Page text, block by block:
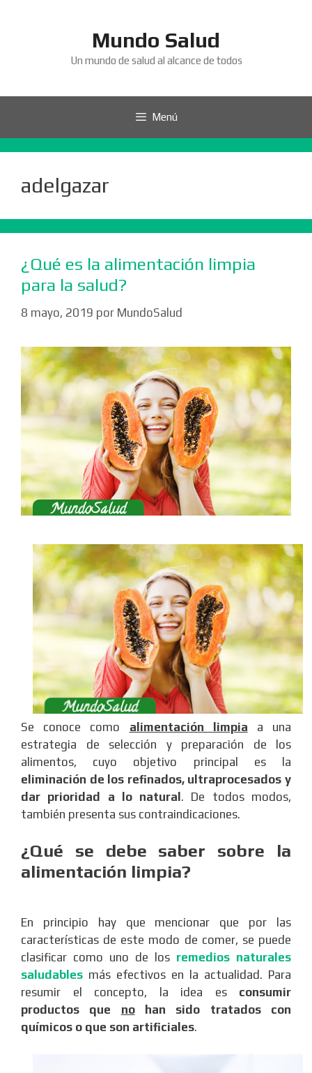
Mundo Salud
Un mundo de salud al alcance de todos
Menú
adelgazar
¿Qué es la alimentación limpia
para la salud?
8 mayo, 2019 por MundoSalud
Se conoce como alimentación limpia a una
estrategia de selección y preparación de los
alimentos, cuyo objetivo principal es la
eliminación de los refinados, ultraprocesados y
dar prioridad a lo natural. De todos modos,
también presenta sus contraindicaciones.
¿Qué se debe saber sobre la
alimentación limpia?
En principio hay que mencionar que por las
características de este modo de comer, se puede
clasificar como uno de los remedios naturales
saludables más efectivos en la actualidad. Para
resumir el concepto, la idea es consumir
productos que nohan sido tratados con
químicos o que son artificiales.